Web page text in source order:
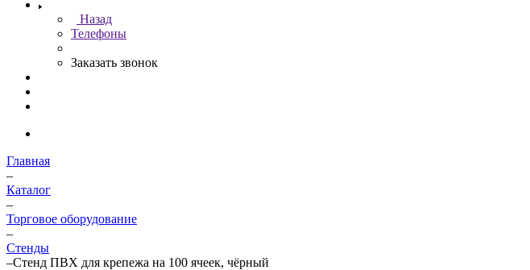
Назад
Телефоны
Заказать звонок
Главная
–
Каталог
–
Торговое оборудование
–
Стенды
–Стенд ПВХ для крепежа на 100 ячеек, чёрный